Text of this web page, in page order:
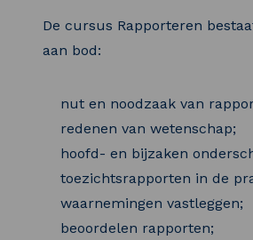
De cursus Rapporteren
aan bod:
nut en noodzaak van
redenen van wetenschap;
hoofd- en bijzaken
toezichtsrapporten in de
waarnemingen vastleggen;
beoordelen rapporten;